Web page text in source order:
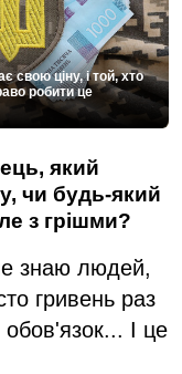
свою ціну, і той, хто
робити це
який
чи будь-який
з грішми?
знаю людей,
гривень раз
І це